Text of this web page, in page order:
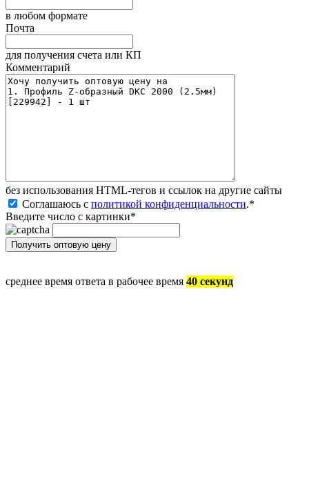
в любом формате
Почта
для получения счета или КП
Комментарий
без иcпользования HTML-тегов и ссылок на другие сайты
Соглашаюсь с политикой конфиденциальности.*
Введите число с картинки*
среднее время ответа в рабочее время 40 секунд